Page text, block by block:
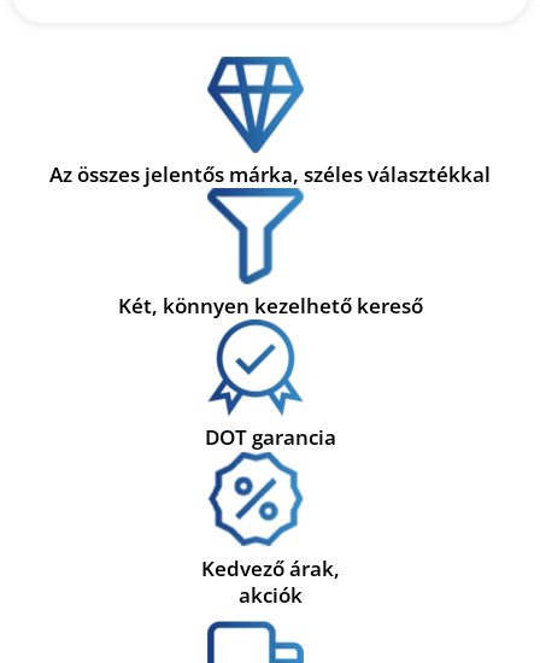
Az összes jelentős márka, széles választékkal
Két, könnyen kezelhető kereső
DOT garancia
Kedvező árak,
akciók